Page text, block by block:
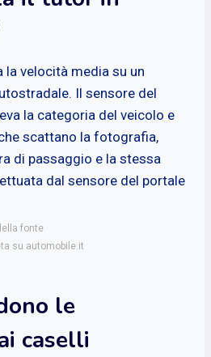
velocità media su un
Il sensore del
la categoria del veicolo e
scattano la fotografia,
di passaggio e la stessa
dal sensore del portale
fonte
su automobile.it
le
caselli